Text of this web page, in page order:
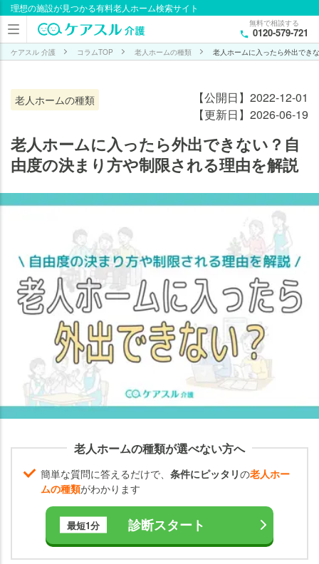
理想の施設が見つかる有料老人ホーム検索サイト
無料で相談する
0120-579-721
ケアスル 介護 コラムTOP 老人ホームの種類 老人ホームに入ったら外出でき
老人ホームの種類
【公開日】2022-12-01
【更新日】2026-06-19
老人ホームに入ったら外出できない？自
由度の決まり方や制限される理由を解説
老人ホームの種類が選べない方へ
簡単な質問に答えるだけで、 条件にピッタリの老人ホー
ムの種類がわかります
最短1分 診断スタート
目次
老
人
ー
ム
入
っ
て
も
外
自
由
は
あ
老人
ホー
ムの
外出
ルー
決ま
る
の？
老
人